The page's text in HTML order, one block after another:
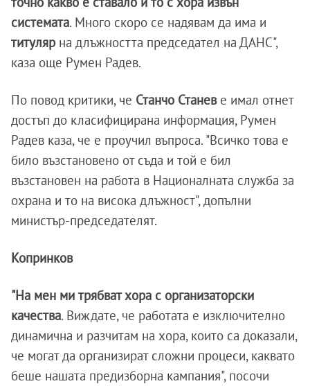
системата. Много скоро се надявам да има и
титуляр на длъжността председател на ДАНС",
каза още Румен Радев.
По повод критики, че Станчо Станеве имал отнет
достъп до класифицирана информация, Румен
Радев каза, че е проучил въпроса. "Всичко това е
било възстановено от съда и той е бил
възстановен на работа в Националната служба за
охрана и то на висока длъжност", допълни
министър-председателят.
Копринков
"На мен ми трябват хора с организаторски
качества. Виждате, че работата е изключително
динамична и разчитам на хора, които са доказали,
че могат да организират сложни процеси, каквато
беше нашата предизборна кампания", посочи